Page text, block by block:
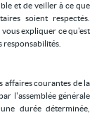
et de veiller à ce que
soient respectés.
expliquer ce qu'est
responsabilités.
affaires courantes de la
l'assemblée générale
durée déterminée,